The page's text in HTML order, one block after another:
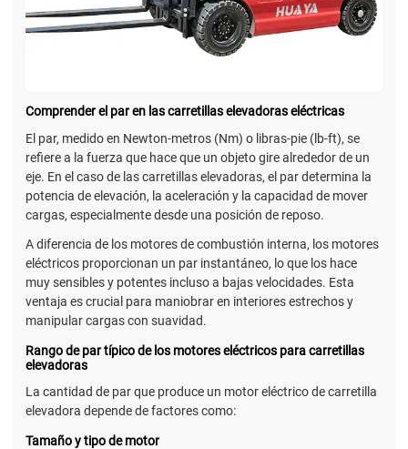
Comprender el par en las carretillas elevadoras eléctricas
El par, medido en Newton-metros (Nm) o libras-pie (lb-ft), se
refiere a la fuerza que hace que un objeto gire alrededor de un
eje. En el caso de las carretillas elevadoras, el par determina la
potencia de elevación, la aceleración y la capacidad de mover
cargas, especialmente desde una posición de reposo.
A diferencia de los motores de combustión interna, los motores
eléctricos proporcionan un par instantáneo, lo que los hace
muy sensibles y potentes incluso a bajas velocidades. Esta
ventaja es crucial para maniobrar en interiores estrechos y
manipular cargas con suavidad.
Rango de par típico de los motores eléctricos para carretillas
elevadoras
La cantidad de par que produce un motor eléctrico de carretilla
elevadora depende de factores como:
Tamaño y tipo de motor